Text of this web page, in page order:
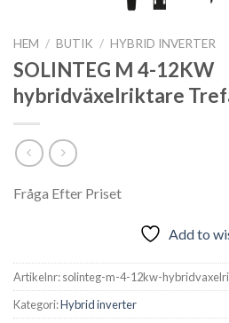
HEM / BUTIK / HYBRID INVERTER
SOLINTEG M 4-12KW
hybridväxelriktare
Fråga Efter Priset
Add to
Artikelnr:solinteg-m-4-12kw-
Kategori:Hybrid inverter